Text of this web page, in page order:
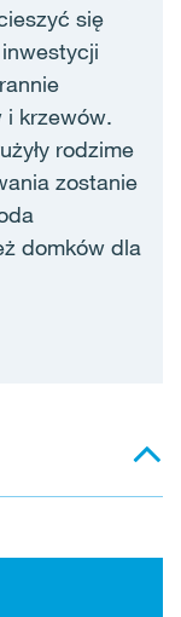
się
i krzewów.
rodzime
zostanie
domków dla